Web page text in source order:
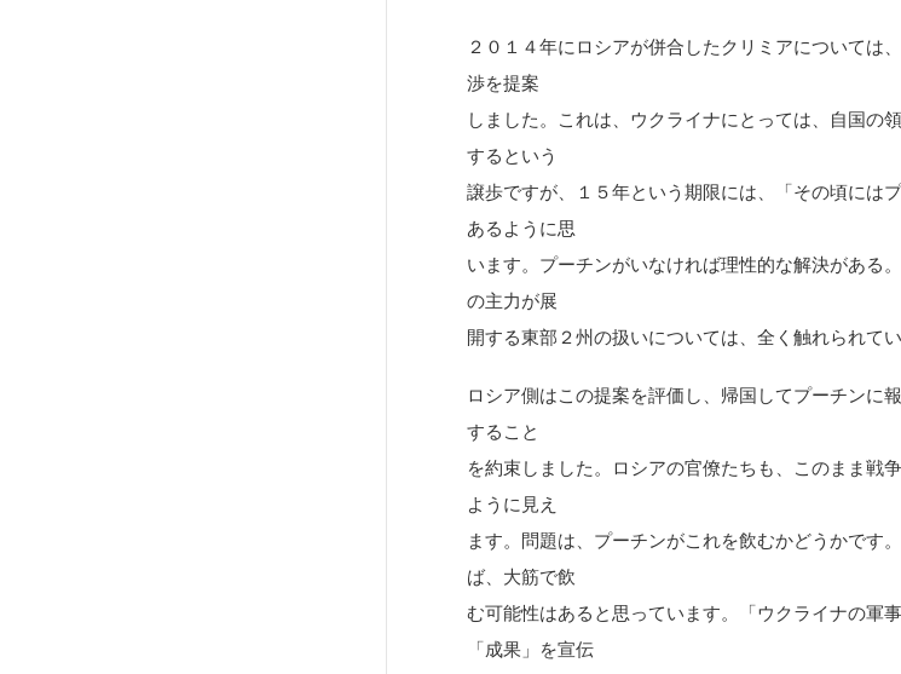
２０１４年にロシアが併合したクリミアについては
渉を提案
しました。これは、ウクライナにとっては、自国の
するという
譲歩ですが、１５年という期限には、「その頃には
あるように思
います。プーチンがいなければ理性的な解決がある
の主力が展
開する東部２州の扱いについては、全く触れられてい
ロシア側はこの提案を評価し、帰国してプーチンに
すること
を約束しました。ロシアの官僚たちも、このまま戦
ように見え
ます。問題は、プーチンがこれを飲むかどうかです
ば、大筋で飲
む可能性はあると思っています。「ウクライナの軍
「成果」を宣伝